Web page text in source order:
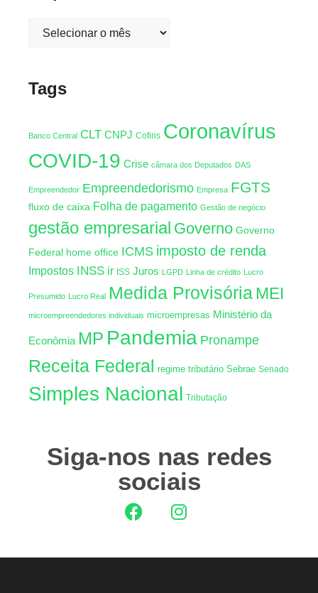
Tags
Banco Central CLT CNPJ Cofins Coronavírus
COVID-19 Crise câmara dos Deputados DAS
Empreendedor Empreendedorismo Empresa FGTS
fluxo de caixa Folha de pagamento Gestão de negócio
gestão empresarial Governo Governo
Federal home office ICMS imposto de renda
Impostos INSS ir ISS Juros LGPD Linha de crédito Lucro
Presumido Lucro Real Medida ProvisóriaMEI
microempreendedores individuais microempresas Ministério da
Econômia MP Pandemia Pronampe
Receita Federal regime tributário Sebrae Senado
Simples Nacional Tributação
Siga-nos nas redes
sociais